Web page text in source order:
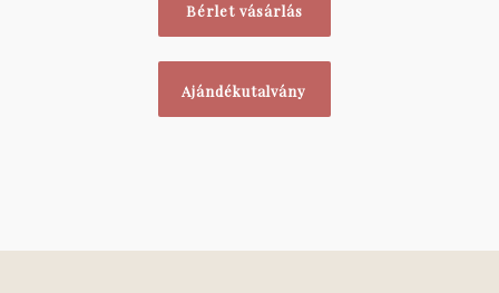
Bérlet vásárlás
Ajándékutalvány